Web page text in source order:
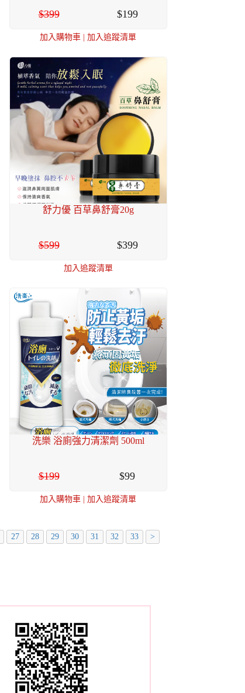
399 199
加入購物車 |加入追蹤清單
舒力優 百草鼻舒膏20g
599 399
加入追蹤清單
洗樂 浴廁強力清潔劑 500ml
199 99
加入購物車 |加入追蹤清單
27 28 29 30 31 32 33 >